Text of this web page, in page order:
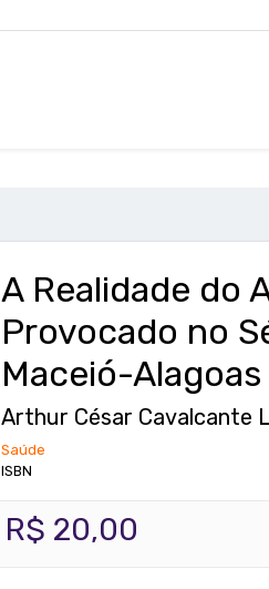
A Realidade do
Provocado no
Maceió-Alagoas
Arthur César Cavalcante
Saúde
ISBN
R$ 20,00